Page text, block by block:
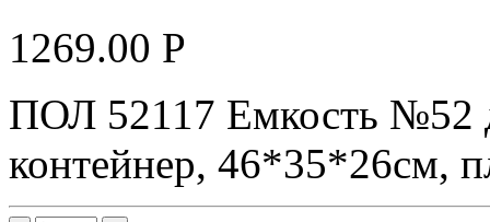
1269.00 Р
ПОЛ 52117 Емкость №52
контейнер, 46*35*26см,